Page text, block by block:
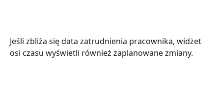
Jeśli zbliża się data zatrudnienia pracownika, widżet
osi czasu wyświetli również zaplanowane zmiany.